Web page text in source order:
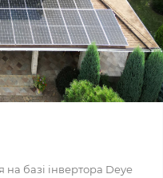
на базі інвертора Deye